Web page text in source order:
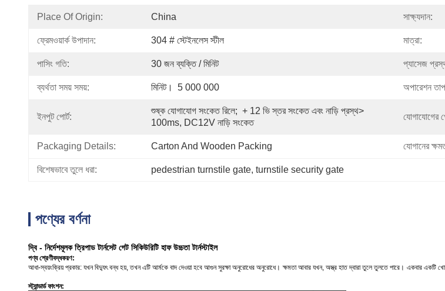
Place Of Origin: China সাক্ষ্যদান:
ফ্রেমওয়ার্ক উপাদান: 304 # স্টেইনলেস স্টীল মাত্রা:
পাসিং গতি: 30 জন ব্যক্তি / মিনিট প্যাসেজ
ব্যর্থতা সময় সময়: মিনিট।  5 000 000 অপারেশন
ইনপুট পোর্ট:
শুষ্ক যোগাযোগ সংকেত রিলে;  + 12 ভি স্তর সংকেত এবং নাড়ি প্রস্থ>
100ms, DC12V নাড়ি সংকেত
যোগাযোগের
Packaging Details: Carton And Wooden Packing যোগানের
বিশেষভাবে তুলে ধরা: pedestrian turnstile gate, turnstile security gate
পণ্যের বর্ণনা
দ্বি - নির্দেশমূলক ত্রিপাড টার্নসেট গেট সিকিউরিটি হাফ উচ্চতা টার্নস্টাইল
পণ্য শ্রেণীবদ্ধকরণ:
আধা-স্বয়ংক্রিয় প্রকার: যখন বিদ্যুৎ বন্ধ হয়, তখন এটি আর্মকে বাদ দেওয়া হবে আগুন সুরক্ষা অনুরোধের অনুরোধে। ক্ষমতা আবার যখন, অস্ত্র হাত দ্বারা তুলে তুলতে পারে। একবার একটি
স্ট্যান্ডার্ড ফাংশন: